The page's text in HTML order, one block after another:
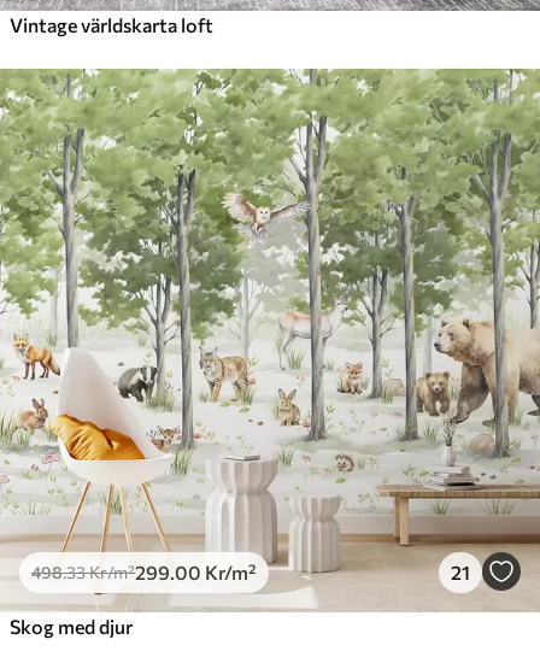
Vintage världskarta loft
498.33Kr/m²299 .00 Kr/m² 21
Skog med djur